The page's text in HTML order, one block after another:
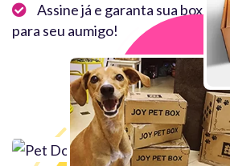
Assine já e garanta sua box
para seu aumigo!